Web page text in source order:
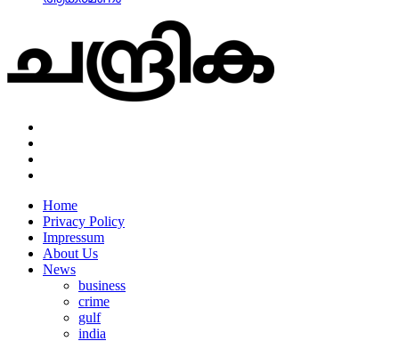
Home
Privacy Policy
Impressum
About Us
News
business
crime
gulf
india